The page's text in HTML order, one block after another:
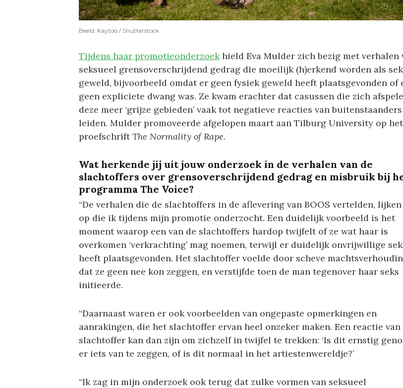
Beeld: Kaytoo / Shutterstock
Tijdens haar promotieonderzoekhield Eva Mulder zich bezig met verhalen
seksueel grensoverschrijdend gedrag die moeilijk (h)erkend worden als
geweld, bijvoorbeeld omdat er geen fysiek geweld heeft plaatsgevonden of
geen expliciete dwang was. Ze kwam erachter dat casussen die zich
deze meer ‘grijze gebieden’ vaak tot negatieve reacties van buitenstaanders
leiden. Mulder promoveerde afgelopen maart aan Tilburg University op het
proefschriftThe Normality of Rape.
Wat herkende jij uit jouw onderzoek in de verhalen van de
slachtoffers over grensoverschrijdend gedrag en misbruik bij
programma The Voice?
“De verhalen die de slachtoffers in de aflevering van BOOS vertelden,
op die ik tijdens mijn promotie onderzocht. Een duidelijk voorbeeld is het
moment waarop een van de slachtoffers hardop twijfelt of ze wat haar is
overkomen ‘verkrachting’ mag noemen, terwijl er duidelijk onvrijwillige
heeft plaatsgevonden. Het slachtoffer voelde door scheve
dat ze geen nee kon zeggen, en verstijfde toen de man tegenover haar seks
initieerde.
“Daarnaast waren er ook voorbeelden van ongepaste opmerkingen en
aanrakingen, die het slachtoffer ervan heel onzeker maken. Een reactie van
slachtoffer kan dan zijn om zichzelf in twijfel te trekken: ‘Is dit ernstig
er iets van te zeggen, of is dit normaal in het artiestenwereldje?’
“Ik zag in mijn onderzoek ook terug dat zulke vormen van seksueel